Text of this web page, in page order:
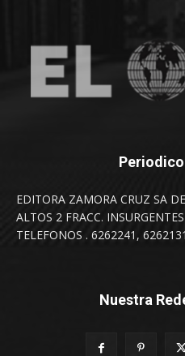
Periodico
EDITORA ZAMORA CRUZ SA
ALTOS 2 FRACC.
TELEFONOS . 6262241, 6262131
Nuestra